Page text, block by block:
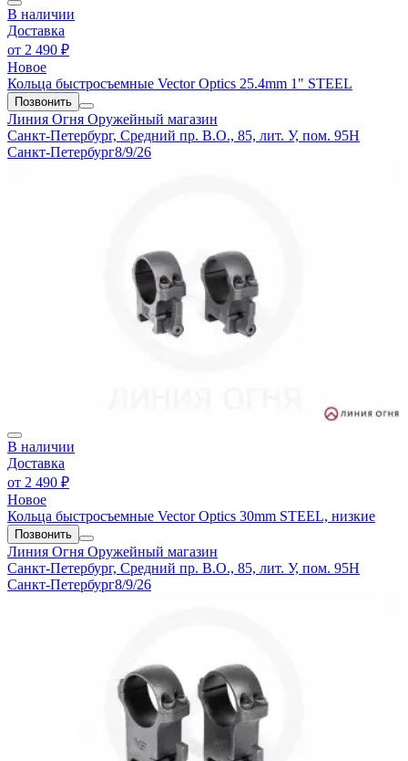
В наличии
Доставка
от 2 490 ₽
Новое
Кольца быстросъемные Vector Optics 25.4mm 1" STEEL
Позвонить
Линия Огня Оружейный магазин
Санкт-Петербург, Средний пр. В.О., 85, лит. У, пом. 95Н
Санкт-Петербург8/9/26
В наличии
Доставка
от 2 490 ₽
Новое
Кольца быстросъемные Vector Optics 30mm STEEL, низкие
Позвонить
Линия Огня Оружейный магазин
Санкт-Петербург, Средний пр. В.О., 85, лит. У, пом. 95Н
Санкт-Петербург8/9/26